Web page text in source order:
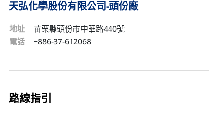
天弘化學股份有限公司-頭份廠
地址
苗栗縣頭份市中華路440號
電話
+886-37-612068
路線指引